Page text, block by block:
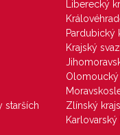
starších
Liberecký
Pardubický
Krajský
Olomoucký
Zlínský